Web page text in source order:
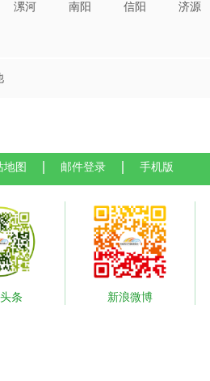
漯河 南阳 信阳 济源
地图 邮件登录 手机版
新浪微博
条